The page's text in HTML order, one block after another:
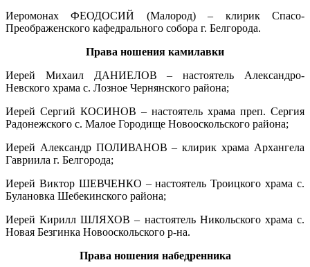
Иеромонах ФЕОДОСИЙ (Малород) – клирик Спасо-
Преображенского кафедрального собора г. Белгорода.
Права ношения камилавки
Иерей Михаил ДАНИЕЛОВ – настоятель Александро-
Невского храма с. Лозное Чернянского района;
Иерей Сергий КОСИНОВ – настоятель храма преп. Сергия
Радонежского с. Малое Городище Новооскольского района;
Иерей Александр ПОЛИВАНОВ – клирик храма Архангела
Гавриила г. Белгорода;
Иерей Виктор ШЕВЧЕНКО – настоятель Троицкого храма с.
Булановка Шебекинского района;
Иерей Кирилл ШЛЯХОВ – настоятель Никольского храма с.
Новая Безгинка Новооскольского р-на.
Права ношения набедренника